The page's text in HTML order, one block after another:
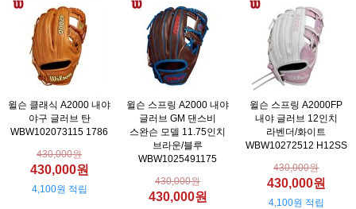
윌슨 클래식 A2000 내야
야구 글러브 탄
WBW102073115 1786
430,000원
430,000원
4,100원 적립
윌슨 스프링 A2000 내야
글러브 GM 댄스비
스완슨 모델 11.75인치
브라운/블루
WBW1025491175
430,000원
430,000원
윌슨 스프링 A2000FP
내야 글러브 12인치
라벤더/화이트
WBW10272512 H12SS
430,000원
430,000원
4,100원 적립